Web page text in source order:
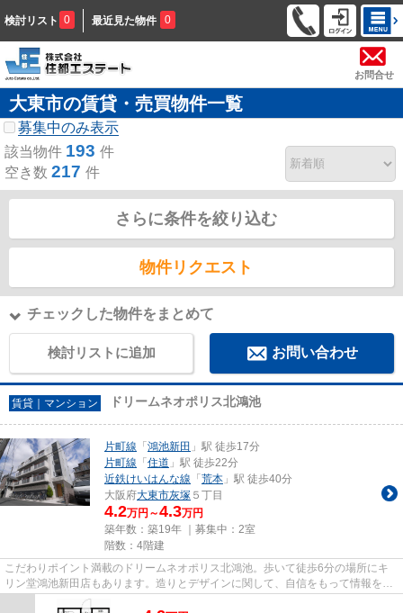
検討リスト 0 最近見た物件 0
お問合せ
大東市の賃貸・売買物件一覧
募集中のみ表示
該当物件 193 件
空き数 217 件
さらに条件を絞り込む
物件リクエスト
チェックした物件をまとめて
検討リストに追加 お問い合わせ
賃貸｜マンション ドリームネオポリス北鴻池
片町線 「 鴻池新田 」駅 徒歩17分
片町線 「 住道 」駅 徒歩22分
近鉄けいはんな線 「 荒本 」駅 徒歩40分
大阪府大東市灰塚 ５丁目
4.2万円～4.3万円
築年数：築19年 ｜募集中： 2室
階数：4階建
こだわりポイント満載のドリームネオポリス北鴻池。歩いて徒歩6分の場所にキ
リン堂鴻池新田店もあります。造りとデザインに関して、自信をもって情報を提
供できるマンションです。2駅...